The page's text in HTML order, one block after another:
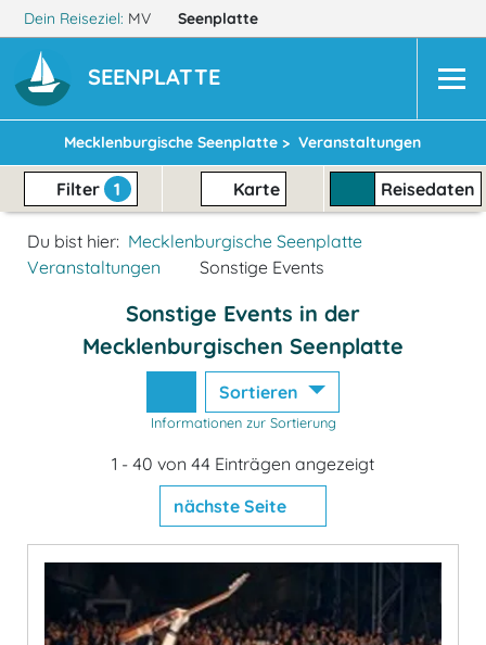
Dein Reiseziel: MV Seenplatte
SEENPLATTE
Mecklenburgische Seenplatte > Veranstaltungen
Filter 1 Karte Reisedaten
Du bist hier: Mecklenburgische Seenplatte
Veranstaltungen
Sonstige Events
Sonstige Events in der
Mecklenburgischen Seenplatte
Sortieren
Informationen zur Sortierung
1 - 40 von 44 Einträgen angezeigt
nächste Seite